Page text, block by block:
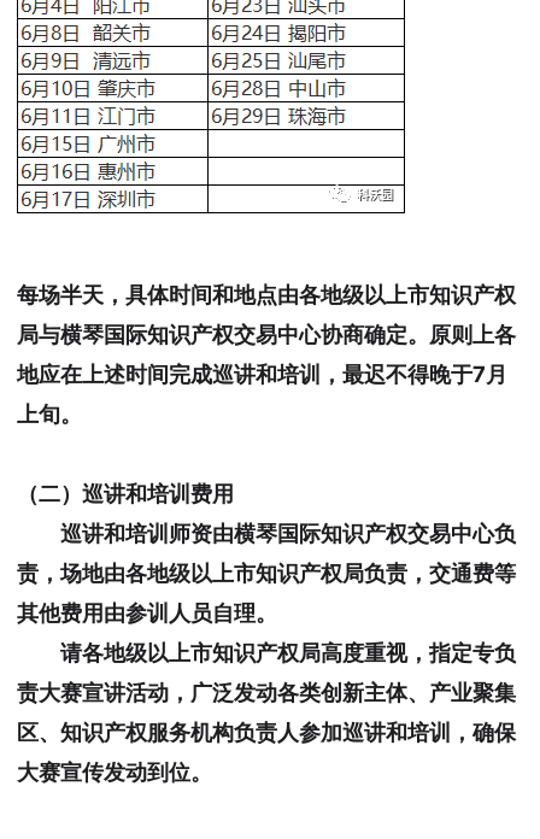
每场半天，具体时间和地点由各地级以上市知识产权
局与横琴国际知识产权交易中心协商确定。原则上各
地应在上述时间完成巡讲和培训，最迟不得晚于7月
上旬。
（二）巡讲和培训费用
巡讲和培训师资由横琴国际知识产权交易中心负
责，场地由各地级以上市知识产权局负责，交通费等
其他费用由参训人员自理。
请各地级以上市知识产权局高度重视，指定专负
责大赛宣讲活动，广泛发动各类创新主体、产业聚集
区、知识产权服务机构负责人参加巡讲和培训，确保
大赛宣传发动到位。